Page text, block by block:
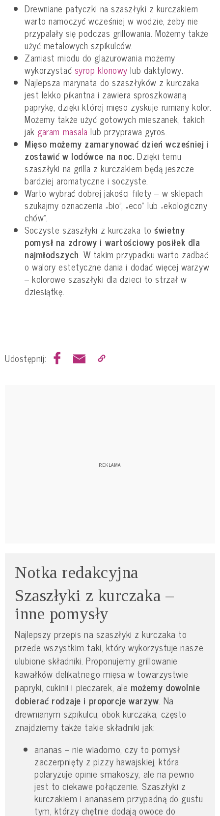
Drewniane patyczki na szaszłyki z kurczakiem
warto namoczyć wcześniej w wodzie, żeby nie
przypalały się podczas grillowania. Możemy także
użyć metalowych szpikulców.
Zamiast miodu do glazurowania możemy
wykorzystać syrop klonowy lub daktylowy.
Najlepsza marynata do szaszłyków z kurczaka
jest lekko pikantna i zawiera sproszkowaną
paprykę, dzięki której mięso zyskuje rumiany kolor.
Możemy także użyć gotowych mieszanek, takich
jak garam masala lub przyprawa gyros.
Mięso możemy zamarynować dzień wcześniej i
zostawić w lodówce na noc. Dzięki temu
szaszłyki na grilla z kurczakiem będą jeszcze
bardziej aromatyczne i soczyste.
Warto wybrać dobrej jakości filety – w sklepach
szukajmy oznaczenia „bio”, „eco” lub „ekologiczny
chów”.
Soczyste szaszłyki z kurczaka toświetny
pomysł na zdrowy i wartościowy posiłek dla
najmłodszych. W takim przypadku warto zadbać
o walory estetyczne dania i dodać więcej warzyw
– kolorowe szaszłyki dla dzieci to strzał w
dziesiątkę.
Udostępnij:
Notka redakcyjna
Szaszłyki z kurczaka –
inne pomysły
Najlepszy przepis na szaszłyki z kurczaka to
przede wszystkim taki, który wykorzystuje nasze
ulubione składniki. Proponujemy grillowanie
kawałków delikatnego mięsa w towarzystwie
papryki, cukinii i pieczarek, ale możemy dowolnie
dobierać rodzaje i proporcje warzyw. Na
drewnianym szpikulcu, obok kurczaka, często
znajdziemy także takie składniki jak:
ananas – nie wiadomo, czy to pomysł
zaczerpnięty z pizzy hawajskiej, która
polaryzuje opinie smakoszy, ale na pewno
jest to ciekawe połączenie. Szaszłyki z
kurczakiem i ananasem przypadną do gustu
tym, którzy chętnie dodają owoce do